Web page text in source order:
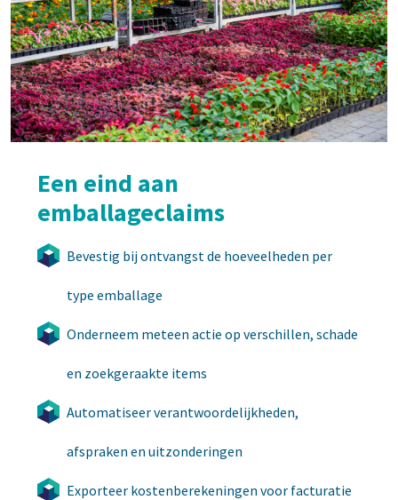
Een eind aan
emballageclaims
Bevestig bij ontvangst de hoeveelheden per
type emballage
Onderneem meteen actie op verschillen, schade
en zoekgeraakte items
Automatiseer verantwoordelijkheden,
afspraken en uitzonderingen
Exporteer kostenberekeningen voor facturatie